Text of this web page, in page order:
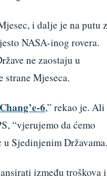
i dalje je na putu
NASA-inog rovera.
ne zaostaju u
Mjeseca.
Chang’e-6,” rekao je. Ali
“vjerujemo da ćemo
Sjedinjenim
između troškova i